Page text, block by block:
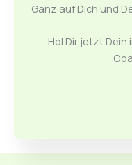
Ganz auf Dich und
Hol Dir jetzt Dein